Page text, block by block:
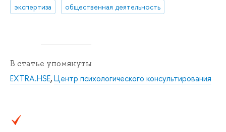
экспертиза
общественная деятельность
В статье упомянуты
EXTRA.HSE,Центр психологического консультирования